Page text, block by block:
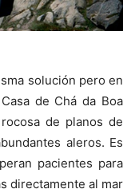
solución pero en
de Chá da Boa
de planos de
aleros. Es
pacientes para
directamente al mar